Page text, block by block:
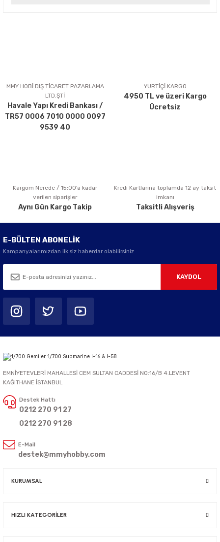
Ürün açıklamasında eksik bilgiler bulunuyor.
Ürün bilgilerinde hatalar bulunuyor.
Ürün fiyatı diğer sitelerden daha pahalı.
Bu ürüne benzer farklı alternatifler olmalı.
Gönder
MMY HOBİ DIŞ TİCARET PAZARLAMA
LTD.ŞTİ
Havale Yapı Kredi Bankası /
TR57 0006 7010 0000 0097
9539 40
YURTİÇİ KARGO
4950 TL ve üzeri Kargo
Ücretsiz
Kargom Nerede / 15:00’a kadar
verilen siparişler
Aynı Gün Kargo Takip
Kredi Kartlarına toplamda 12 ay taksit
imkanı
Taksitli Alışveriş
E-BÜLTEN ABONELİK
Kampanyalarımızdan ilk siz haberdar olabilirsiniz.
KAYDOL
EMNİYETEVLERİ MAHALLESİ CEM SULTAN CADDESİ NO:16/B 4.LEVENT
KAĞITHANE İSTANBUL
Destek Hattı
0212 270 91 27
0212 270 91 28
E-Mail
destek@mmyhobby.com
KURUMSAL
HIZLI KATEGORİLER